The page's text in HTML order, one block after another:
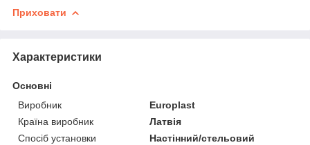
Приховати
Характеристики
Основні
Виробник
Europlast
Країна виробник
Латвія
Спосіб установки
Настінний/стельовий